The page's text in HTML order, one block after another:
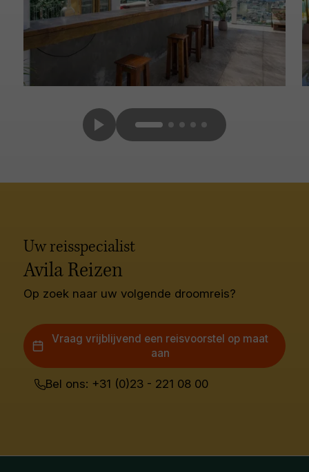
Uw reisspecialist
Avila Reizen
Op zoek naar uw volgende droomreis?
Vraag vrijblijvend een reisvoorstel op maat
aan
Bel ons: +31 (0)23 - 221 08 00